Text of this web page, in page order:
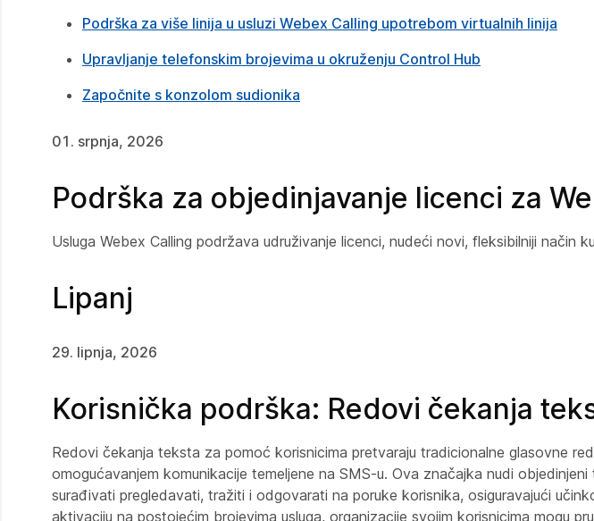
Podrška za više linija u usluzi Webex Calling upotrebom virtualnih linija
Upravljanje telefonskim brojevima u okruženju Control Hub
Započnite s konzolom sudionika
01. srpnja, 2026
Podrška za objedinjavanje licenci za
Usluga Webex Calling podržava udruživanje licenci, nudeći novi, fleksibilniji način
Lipanj
29. lipnja, 2026
Korisnička podrška: Redovi čekanja
Redovi čekanja teksta za pomoć korisnicima pretvaraju tradicionalne glasovne
omogućavanjem komunikacije temeljene na SMS-u. Ova značajka nudi
surađivati pregledavati, tražiti i odgovarati na poruke korisnika, osiguravajući
aktivaciju na postojećim brojevima usluga, organizacije svojim korisnicima mogu